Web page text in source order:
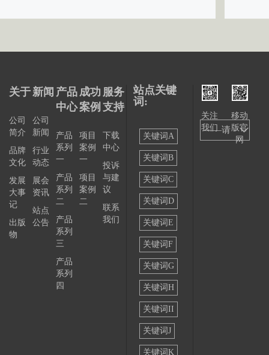
关于
公司
简介
品牌
文化
发展
大事
记
出版
物
新闻
公司
新闻
行业
动态
展会
资讯
站点
公告
产品
中心
产品
系列
一
产品
系列
二
产品
系列
三
产品
系列
四
成功
案例
项目
案例
一
项目
案例
二
服务
支持
下载
中心
投诉
与建
议
联系
我们
站点关键
词:
关键词A
关键词B
关键词C
关键词D
关键词E
关键词F
关键词G
关键词H
关键词II
关键词J
关键词K
关注
我们
移动
版官
网
——请